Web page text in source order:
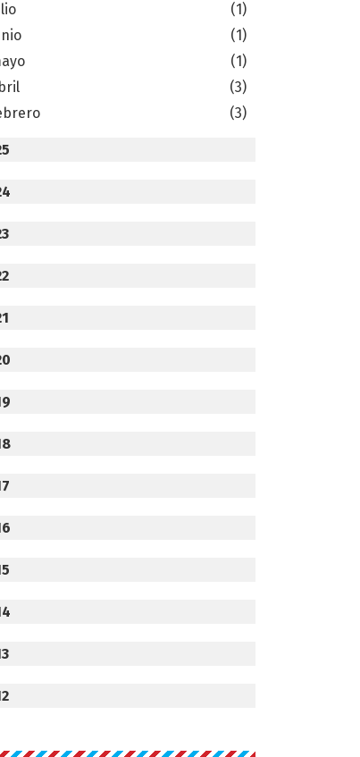
(1)
(1)
(1)
(3)
(3)